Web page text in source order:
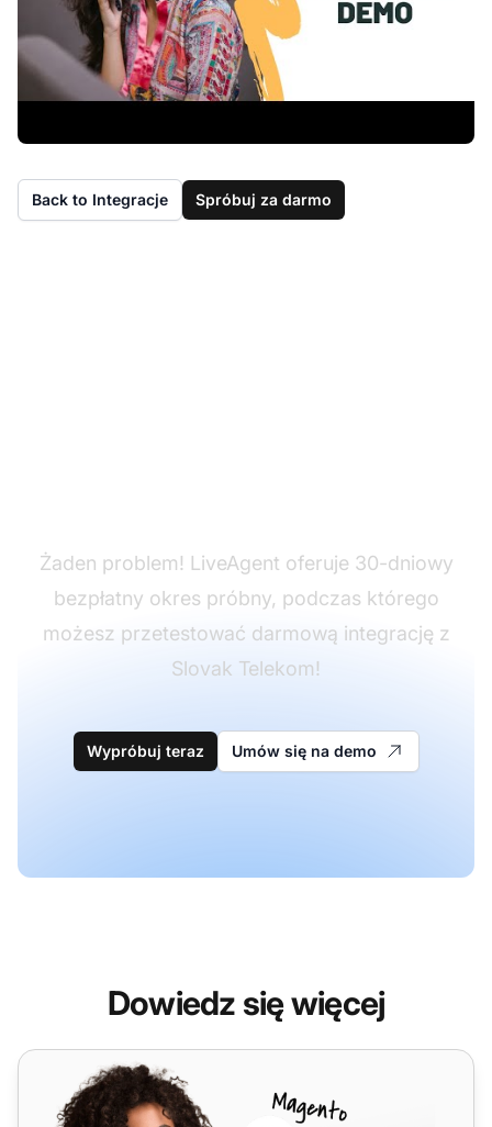
Back to Integracje Spróbuj za darmo
Żaden problem! LiveAgent oferuje 30-dniowy
bezpłatny okres próbny, podczas którego
możesz przetestować darmową integrację z
Slovak Telekom!
Wypróbuj teraz Umów się na demo
Dowiedz się więcej
Telsome